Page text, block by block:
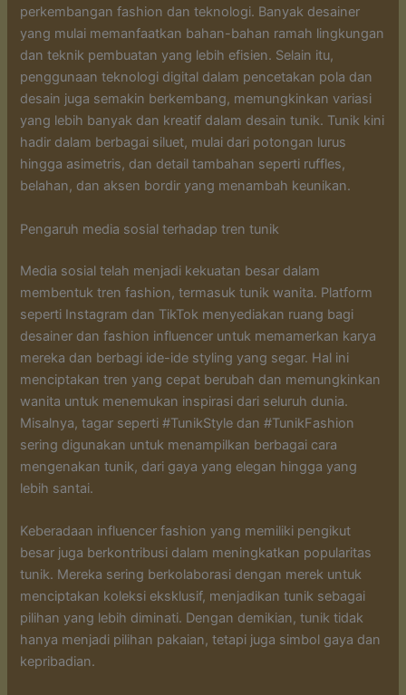
perkembangan fashion dan teknologi. Banyak desainer
yang mulai memanfaatkan bahan-bahan ramah lingkungan
dan teknik pembuatan yang lebih efisien. Selain itu,
penggunaan teknologi digital dalam pencetakan pola dan
desain juga semakin berkembang, memungkinkan variasi
yang lebih banyak dan kreatif dalam desain tunik. Tunik kini
hadir dalam berbagai siluet, mulai dari potongan lurus
hingga asimetris, dan detail tambahan seperti ruffles,
belahan, dan aksen bordir yang menambah keunikan.
Pengaruh media sosial terhadap tren tunik
Media sosial telah menjadi kekuatan besar dalam
membentuk tren fashion, termasuk tunik wanita. Platform
seperti Instagram dan TikTok menyediakan ruang bagi
desainer dan fashion influencer untuk memamerkan karya
mereka dan berbagi ide-ide styling yang segar. Hal ini
menciptakan tren yang cepat berubah dan memungkinkan
wanita untuk menemukan inspirasi dari seluruh dunia.
Misalnya, tagar seperti #TunikStyle dan #TunikFashion
sering digunakan untuk menampilkan berbagai cara
mengenakan tunik, dari gaya yang elegan hingga yang
lebih santai.
Keberadaan influencer fashion yang memiliki pengikut
besar juga berkontribusi dalam meningkatkan popularitas
tunik. Mereka sering berkolaborasi dengan merek untuk
menciptakan koleksi eksklusif, menjadikan tunik sebagai
pilihan yang lebih diminati. Dengan demikian, tunik tidak
hanya menjadi pilihan pakaian, tetapi juga simbol gaya dan
kepribadian.